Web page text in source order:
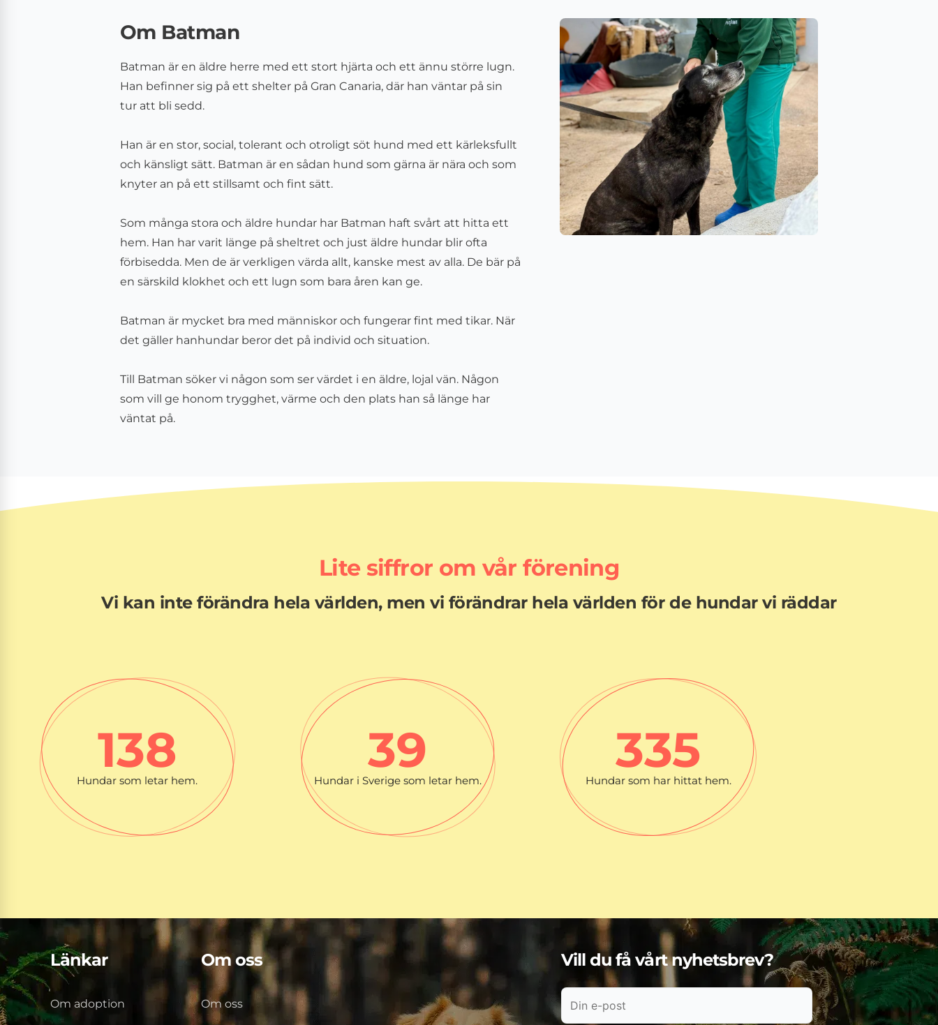
Om Batman
Batman är en äldre herre med ett stort hjärta och ett ännu större lugn.
Han befinner sig på ett shelter på Gran Canaria, där han väntar på sin
tur att bli sedd.
Han är en stor, social, tolerant och otroligt söt hund med ett kärleksfullt
och känsligt sätt. Batman är en sådan hund som gärna är nära och som
knyter an på ett stillsamt och fint sätt.
Som många stora och äldre hundar har Batman haft svårt att hitta ett
hem. Han har varit länge på sheltret och just äldre hundar blir ofta
förbisedda. Men de är verkligen värda allt, kanske mest av alla. De bär på
en särskild klokhet och ett lugn som bara åren kan ge.
Batman är mycket bra med människor och fungerar fint med tikar. När
det gäller hanhundar beror det på individ och situation.
Till Batman söker vi någon som ser värdet i en äldre, lojal vän. Någon
som vill ge honom trygghet, värme och den plats han så länge har
väntat på.
Lite siffror om vår förening
Vi kan inte förändra hela världen, men vi förändrar hela världen för de hundar vi räddar
Hundar som letar hem.
138
Hundar i Sverige som letar hem.
39
Hundar som har hittat hem.
335
Länkar
Om adoption
Om oss
Om oss
Vill du få vårt nyhetsbrev?